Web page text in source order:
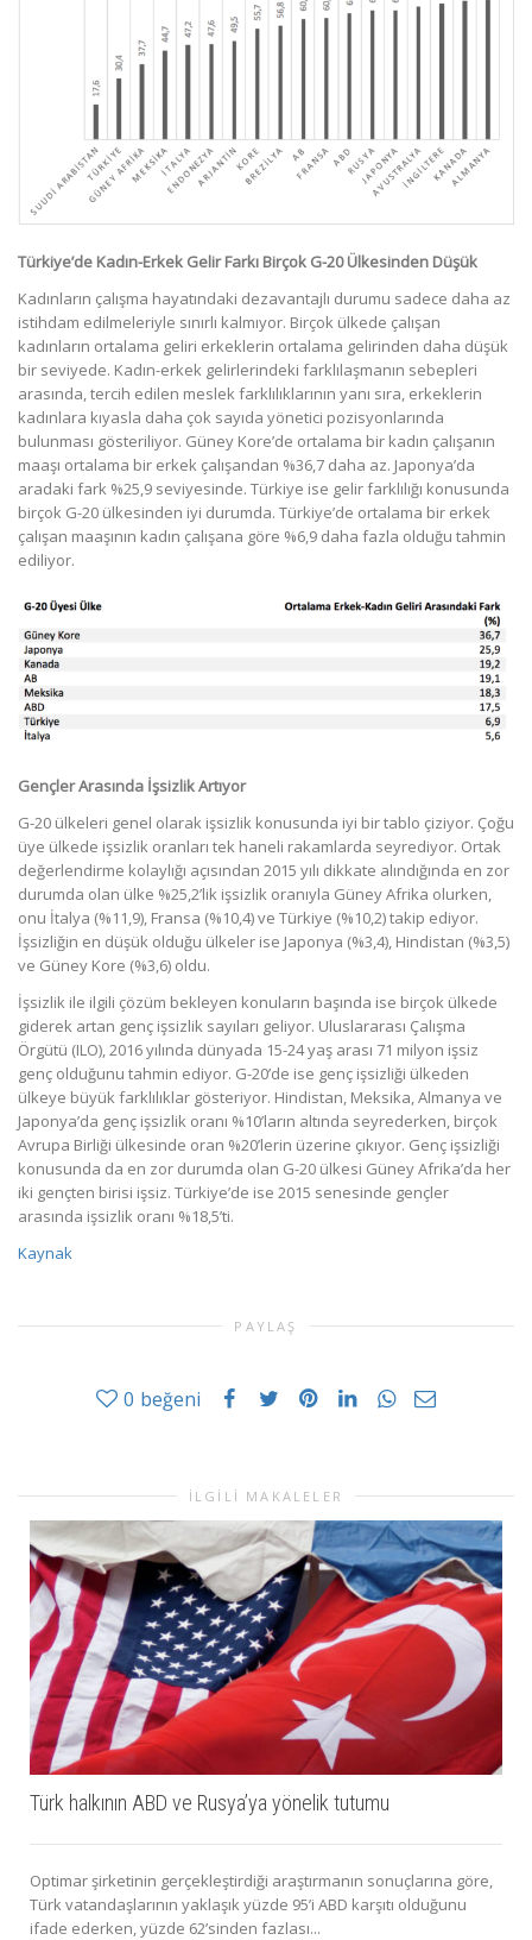
Türkiye’de Kadın-Erkek Gelir Farkı Birçok G-20 Ülkesinden Düşük
Kadınların çalışma hayatındaki dezavantajlı durumu sadece daha az
istihdam edilmeleriyle sınırlı kalmıyor. Birçok ülkede çalışan
kadınların ortalama geliri erkeklerin ortalama gelirinden daha düşük
bir seviyede. Kadın-erkek gelirlerindeki farklılaşmanın sebepleri
arasında, tercih edilen meslek farklılıklarının yanı sıra, erkeklerin
kadınlara kıyasla daha çok sayıda yönetici pozisyonlarında
bulunması gösteriliyor. Güney Kore’de ortalama bir kadın çalışanın
maaşı ortalama bir erkek çalışandan %36,7 daha az. Japonya’da
aradaki fark %25,9 seviyesinde. Türkiye ise gelir farklılığı konusunda
birçok G-20 ülkesinden iyi durumda. Türkiye’de ortalama bir erkek
çalışan maaşının kadın çalışana göre %6,9 daha fazla olduğu tahmin
ediliyor.
Gençler Arasında İşsizlik Artıyor
G-20 ülkeleri genel olarak işsizlik konusunda iyi bir tablo çiziyor. Çoğu
üye ülkede işsizlik oranları tek haneli rakamlarda seyrediyor. Ortak
değerlendirme kolaylığı açısından 2015 yılı dikkate alındığında en zor
durumda olan ülke %25,2’lik işsizlik oranıyla Güney Afrika olurken,
onu İtalya (%11,9), Fransa (%10,4) ve Türkiye (%10,2) takip ediyor.
İşsizliğin en düşük olduğu ülkeler ise Japonya (%3,4), Hindistan (%3,5)
ve Güney Kore (%3,6) oldu.
İşsizlik ile ilgili çözüm bekleyen konuların başında ise birçok ülkede
giderek artan genç işsizlik sayıları geliyor. Uluslararası Çalışma
Örgütü (ILO), 2016 yılında dünyada 15-24 yaş arası 71 milyon işsiz
genç olduğunu tahmin ediyor. G-20’de ise genç işsizliği ülkeden
ülkeye büyük farklılıklar gösteriyor. Hindistan, Meksika, Almanya ve
Japonya’da genç işsizlik oranı %10’ların altında seyrederken, birçok
Avrupa Birliği ülkesinde oran %20’lerin üzerine çıkıyor. Genç işsizliği
konusunda da en zor durumda olan G-20 ülkesi Güney Afrika’da her
iki gençten birisi işsiz. Türkiye’de ise 2015 senesinde gençler
arasında işsizlik oranı %18,5’ti.
Kaynak
PAYLAŞ
0 beğeni
İLGILI MAKALELER
Türk halkının ABD ve Rusya’ya yönelik tutumu
Optimar şirketinin gerçekleştirdiği araştırmanın sonuçlarına göre,
Türk vatandaşlarının yaklaşık yüzde 95’i ABD karşıtı olduğunu
ifade ederken, yüzde 62’sinden fazlası...